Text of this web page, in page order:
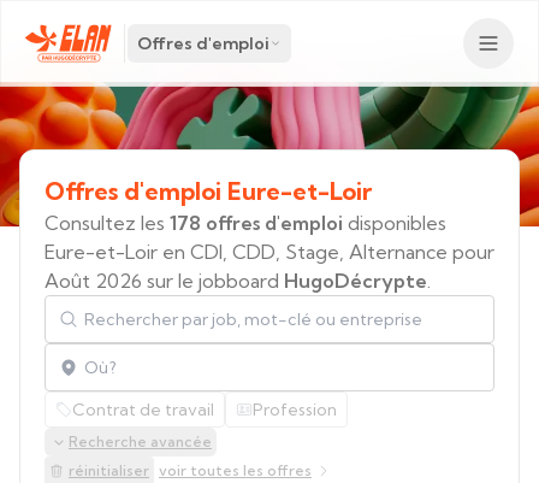
Offres d'emploi
Offres d'emploi Eure-et-Loir
Consultez les 178 offres d'emploi disponibles
Eure-et-Loir en CDI, CDD, Stage, Alternance pour
Août 2026 sur le jobboard HugoDécrypte.
Rechercher par job, mot-clé ou entreprise
Localisation
Contrat de travail Profession
Recherche avancée
réinitialiser voir toutes les offres